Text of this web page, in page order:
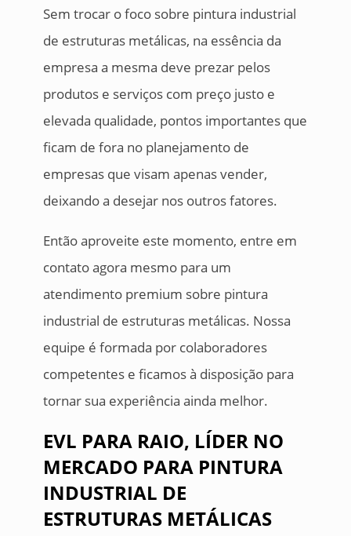
Sem trocar o foco sobre pintura industrial
de estruturas metálicas, na essência da
empresa a mesma deve prezar pelos
produtos e serviços com preço justo e
elevada qualidade, pontos importantes que
ficam de fora no planejamento de
empresas que visam apenas vender,
deixando a desejar nos outros fatores.
Então aproveite este momento, entre em
contato agora mesmo para um
atendimento premium sobre pintura
industrial de estruturas metálicas. Nossa
equipe é formada por colaboradores
competentes e ficamos à disposição para
tornar sua experiência ainda melhor.
EVL PARA RAIO, LÍDER NO
MERCADO PARA PINTURA
INDUSTRIAL DE
ESTRUTURAS METÁLICAS